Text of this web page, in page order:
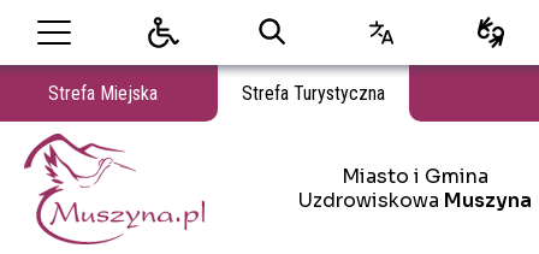
Strefa Miejska Strefa Turystyczna
Miasto i Gmina
Uzdrowiskowa Muszyna
Miasto i Gmina Uzdrowiskowa Muszyna